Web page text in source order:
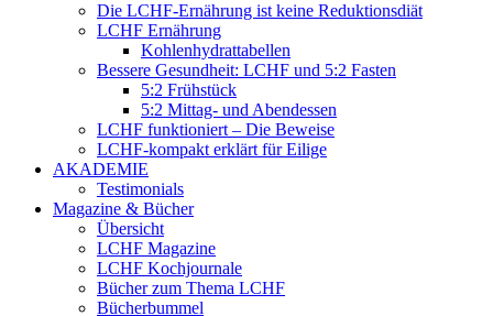
Die LCHF-Ernährung ist keine Reduktionsdiät
LCHF Ernährung
Kohlenhydrattabellen
Bessere Gesundheit: LCHF und 5:2 Fasten
5:2 Frühstück
5:2 Mittag- und Abendessen
LCHF funktioniert – Die Beweise
LCHF-kompakt erklärt für Eilige
AKADEMIE
Testimonials
Magazine & Bücher
Übersicht
LCHF Magazine
LCHF Kochjournale
Bücher zum Thema LCHF
Bücherbummel